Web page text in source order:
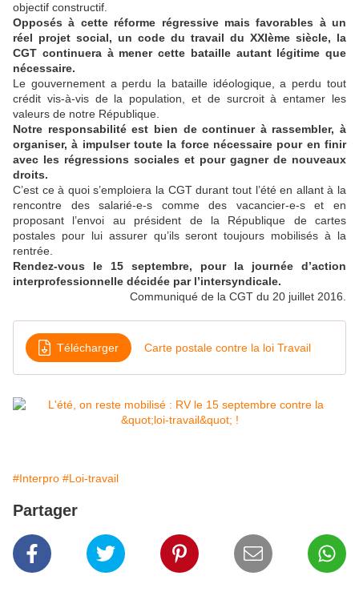
objectif constructif.
Opposés à cette réforme régressive mais favorables à un
réel projet social, un code du travail du XXIème siècle, la
CGT continuera à mener cette bataille autant légitime que
nécessaire.
Le gouvernement a perdu la bataille idéologique, a perdu tout
crédit vis-à-vis de la population, et de surcroit à entamer les
valeurs de notre République.
Notre responsabilité est bien de continuer à rassembler, à
organiser, à impulser toute la force nécessaire pour en finir
avec les régressions sociales et pour gagner de nouveaux
droits.
C’est ce à quoi s’emploiera la CGT durant tout l’été en allant à la
rencontre des salarié-e-s comme des vacancier-e-s et en
proposant l’envoi au président de la République de cartes
postales pour lui assurer qu’ils seront toujours mobilisés à la
rentrée.
Rendez-vous le 15 septembre, pour la journée d’action
interprofessionnelle décidée par l’intersyndicale.
Communiqué de la CGT du 20 juillet 2016.
Télécharger Carte postale contre la loi Travail
#Interpro #Loi-travail
Partager